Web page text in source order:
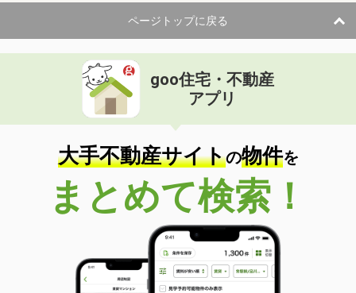
ページトップに戻る
goo住宅・不動産
アプリ
大手不動産サイトの物件を
まとめて検索！